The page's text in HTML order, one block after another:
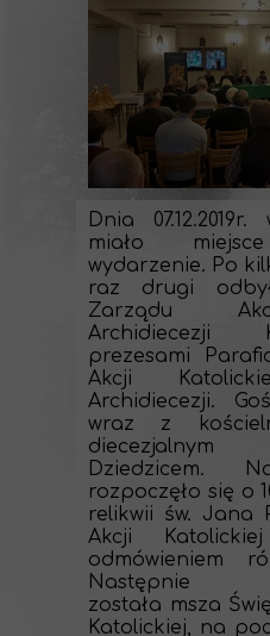
Dnia
miało
wydarzenie. Po
raz drugi
Zarządu
Archidiecezji
prezesami
Akcji
Archidiecezji.
wraz z
diecezjalnym
Dziedzicem.
rozpoczęło się o
relikwii św. Jana
Akcji
odmówieniem
Następnie
została msza
Katolickiej, na